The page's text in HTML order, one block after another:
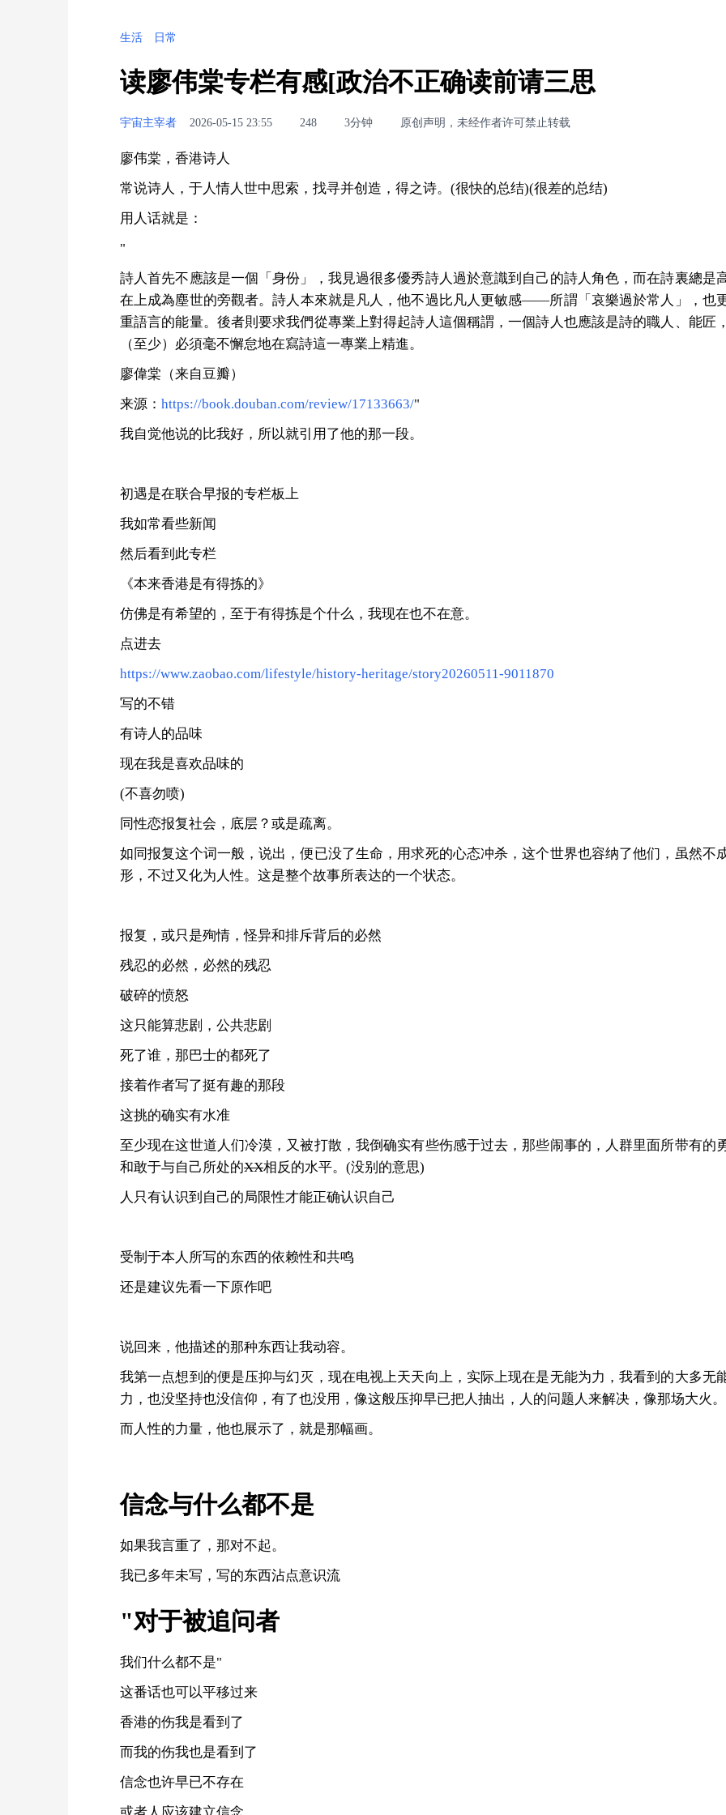
生活 日常
读廖伟棠专栏有感[政治不正确读前请三思
宇宙主宰者 2026-05-15 23:55 248 3分钟 原创声明，未经作者许可禁止转载
廖伟棠，香港诗人
常说诗人，于人情人世中思索，找寻并创造，得之诗。(很快的总结)(很差的总结)
用人话就是：
"
詩人首先不應該是一個「身份」，我見過很多優秀詩人過於意識到自己的詩人角色，而在詩裏總是
在上成為塵世的旁觀者。詩人本來就是凡人，他不過比凡人更敏感——所謂「哀樂過於常人」，也
重語言的能量。後者則要求我們從專業上對得起詩人這個稱謂，一個詩人也應該是詩的職人、能匠
（至少）必須毫不懈怠地在寫詩這一專業上精進。
廖偉棠（来自豆瓣）
来源： https://book.douban.com/review/17133663/"
我自觉他说的比我好，所以就引用了他的那一段。
初遇是在联合早报的专栏板上
我如常看些新闻
然后看到此专栏
《本来香港是有得拣的》
仿佛是有希望的，至于有得拣是个什么，我现在也不在意。
点进去
https://www.zaobao.com/lifestyle/history-heritage/story20260511-9011870
写的不错
有诗人的品味
现在我是喜欢品味的
(不喜勿喷)
同性恋报复社会，底层？或是疏离。
如同报复这个词一般，说出，便已没了生命，用求死的心态冲杀，这个世界也容纳了他们，虽然不
形，不过又化为人性。这是整个故事所表达的一个状态。
报复，或只是殉情，怪异和排斥背后的必然
残忍的必然，必然的残忍
破碎的愤怒
这只能算悲剧，公共悲剧
死了谁，那巴士的都死了
接着作者写了挺有趣的那段
这挑的确实有水准
至少现在这世道人们冷漠，又被打散，我倒确实有些伤感于过去，那些闹事的，人群里面所带有的
和敢于与自己所处的XX相反的水平。(没别的意思)
人只有认识到自己的局限性才能正确认识自己
受制于本人所写的东西的依赖性和共鸣
还是建议先看一下原作吧
说回来，他描述的那种东西让我动容。
我第一点想到的便是压抑与幻灭，现在电视上天天向上，实际上现在是无能为力，我看到的大多无
力，也没坚持也没信仰，有了也没用，像这般压抑早已把人抽出，人的问题人来解决，像那场大火。
而人性的力量，他也展示了，就是那幅画。
信念与什么都不是
如果我言重了，那对不起。
我已多年未写，写的东西沾点意识流
"对于被追问者
我们什么都不是"
这番话也可以平移过来
香港的伤我是看到了
而我的伤我也是看到了
信念也许早已不存在